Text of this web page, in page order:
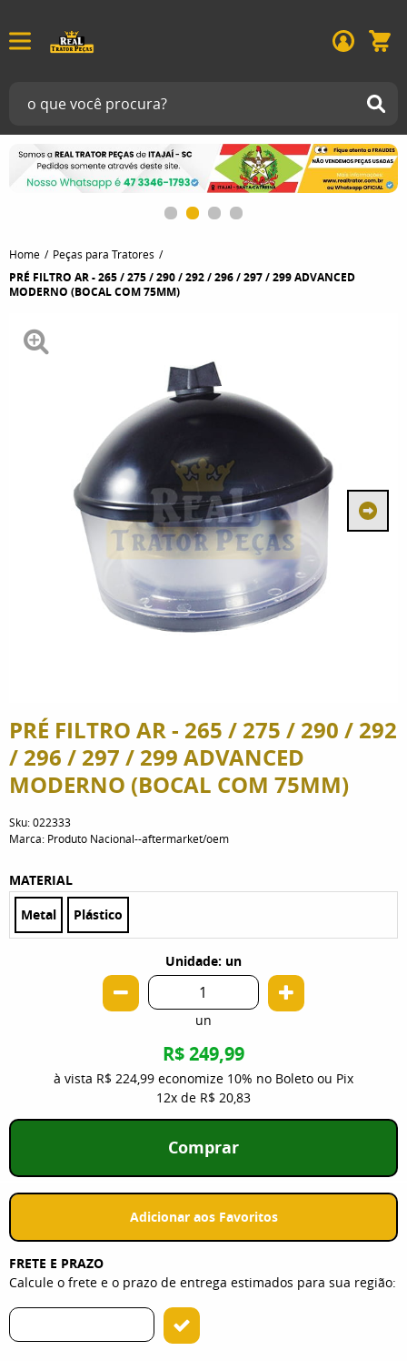
Home Peças para Tratores
PRÉ FILTRO AR - 265 / 275 / 290 / 292 / 296 / 297 / 299 ADVANCED
MODERNO (BOCAL COM 75MM)
PRÉ FILTRO AR - 265 / 275 / 290 / 292
/ 296 / 297 / 299 ADVANCED
MODERNO (BOCAL COM 75MM)
Sku:022333
Marca: Produto Nacional--aftermarket/oem
MATERIAL
Metal
Plástico
Unidade: un
un
R$ 249,99
à vista R$ 224,99 economize 10% no Boleto ou Pix
12x de R$ 20,83
Comprar
Adicionar aos Favoritos
FRETE E PRAZO
Calcule o frete e o prazo de entrega estimados para sua região: